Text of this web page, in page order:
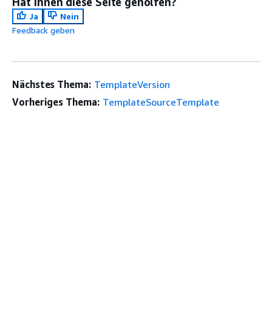
Ja
Nein
Feedback geben
Nächstes Thema: TemplateVersion
Vorheriges Thema: TemplateSourceTemplate